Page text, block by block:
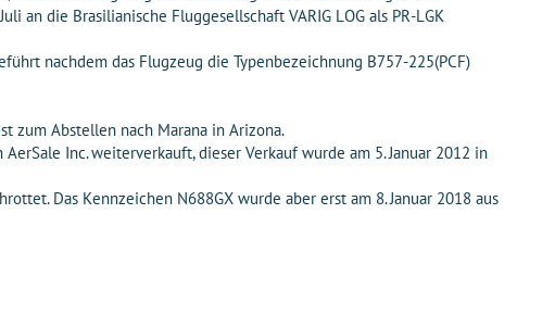
an die Brasilianische Fluggesellschaft VARIG LOG als PR-LGK
nachdem das Flugzeug die Typenbezeichnung B757-225(PCF)
zum Abstellen nach Marana in Arizona.
Inc. weiterverkauft, dieser Verkauf wurde am 5. Januar 2012 in
Das Kennzeichen N688GX wurde aber erst am 8. Januar 2018 aus